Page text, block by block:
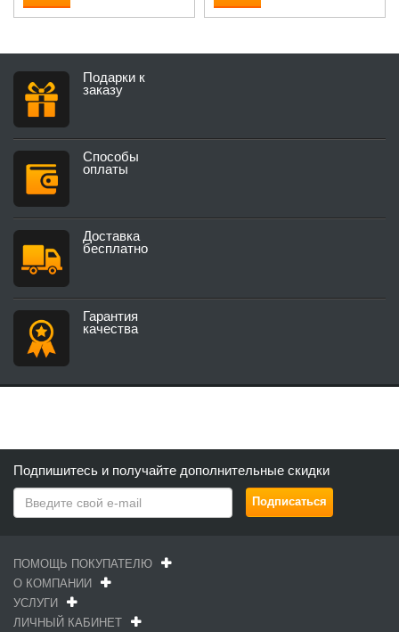
Подарки к
заказу
Способы
оплаты
Доставка
бесплатно
Гарантия
качества
Подпишитесь и получайте дополнительные скидки
ПОМОЩЬ ПОКУПАТЕЛЮ
О КОМПАНИИ
УСЛУГИ
ЛИЧНЫЙ КАБИНЕТ